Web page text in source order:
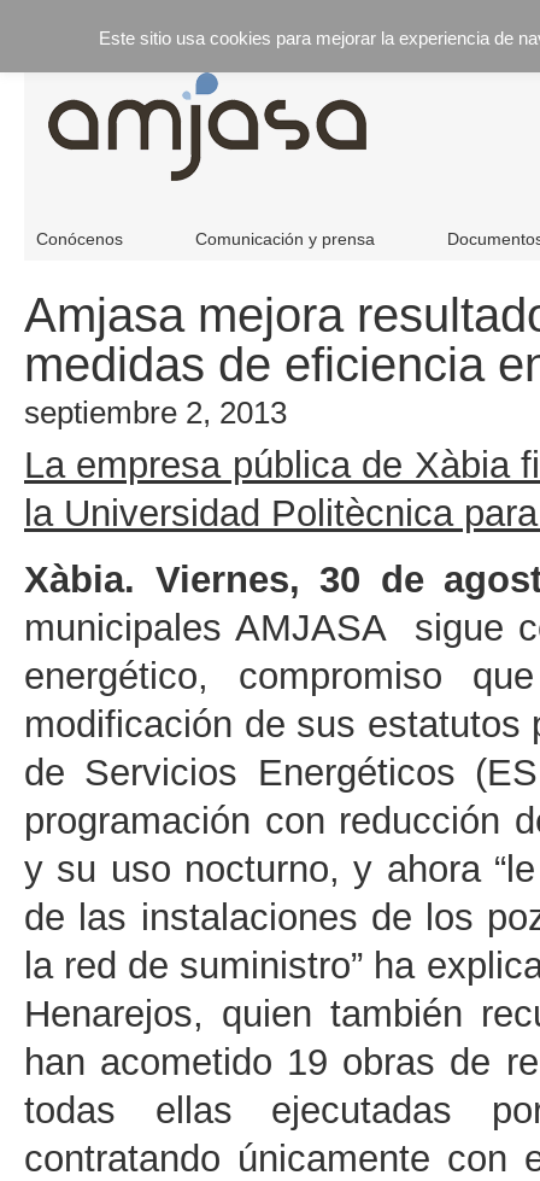
Conócenos Comunicación y prensa
Amjasa mejora
medidas de eficiencia
septiembre 2, 2013
La empresa pública de Xàbia
la Universidad Politècnica
Xàbia. Viernes, 30 de
municipales AMJASA sigue
energético, compromiso
modificación de sus
de Servicios Energéticos
programación con reducción
y su uso nocturno, y ahora
de las instalaciones de los
la red de suministro” ha
Henarejos, quien también
han acometido 19 obras de
todas ellas ejecutadas
contratando únicamente con
Este sitio usa cookies para mejorar la experiencia de